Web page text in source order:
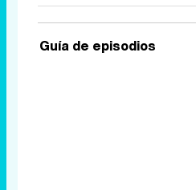
Guía de episodios